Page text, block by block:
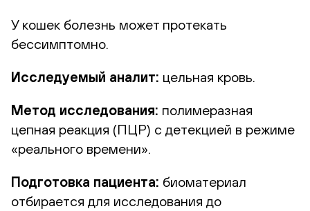
У кошек болезнь может протекать
бессимптомно.
Исследуемый аналит: цельная кровь.
Метод исследования: полимеразная
цепная реакция (ПЦР) с детекцией в режиме
«реального времени».
Подготовка пациента: биоматериал
отбирается для исследования до